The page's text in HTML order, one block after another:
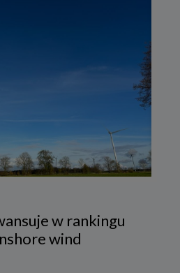
w rankingu
wind